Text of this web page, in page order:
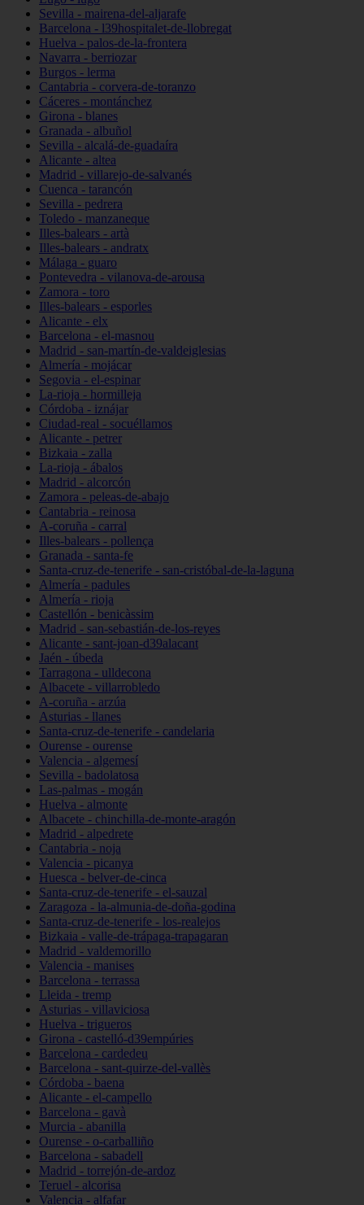
Sevilla - mairena-del-aljarafe
Barcelona - l39hospitalet-de-llobregat
Huelva - palos-de-la-frontera
Navarra - berriozar
Burgos - lerma
Cantabria - corvera-de-toranzo
Cáceres - montánchez
Girona - blanes
Granada - albuñol
Sevilla - alcalá-de-guadaíra
Alicante - altea
Madrid - villarejo-de-salvanés
Cuenca - tarancón
Sevilla - pedrera
Toledo - manzaneque
Illes-balears - artà
Illes-balears - andratx
Málaga - guaro
Pontevedra - vilanova-de-arousa
Zamora - toro
Illes-balears - esporles
Alicante - elx
Barcelona - el-masnou
Madrid - san-martín-de-valdeiglesias
Almería - mojácar
Segovia - el-espinar
La-rioja - hormilleja
Córdoba - iznájar
Ciudad-real - socuéllamos
Alicante - petrer
Bizkaia - zalla
La-rioja - ábalos
Madrid - alcorcón
Zamora - peleas-de-abajo
Cantabria - reinosa
A-coruña - carral
Illes-balears - pollença
Granada - santa-fe
Santa-cruz-de-tenerife - san-cristóbal-de-la-laguna
Almería - padules
Almería - rioja
Castellón - benicàssim
Madrid - san-sebastián-de-los-reyes
Alicante - sant-joan-d39alacant
Jaén - úbeda
Tarragona - ulldecona
Albacete - villarrobledo
A-coruña - arzúa
Asturias - llanes
Santa-cruz-de-tenerife - candelaria
Ourense - ourense
Valencia - algemesí
Sevilla - badolatosa
Las-palmas - mogán
Huelva - almonte
Albacete - chinchilla-de-monte-aragón
Madrid - alpedrete
Cantabria - noja
Valencia - picanya
Huesca - belver-de-cinca
Santa-cruz-de-tenerife - el-sauzal
Zaragoza - la-almunia-de-doña-godina
Santa-cruz-de-tenerife - los-realejos
Bizkaia - valle-de-trápaga-trapagaran
Madrid - valdemorillo
Valencia - manises
Barcelona - terrassa
Lleida - tremp
Asturias - villaviciosa
Huelva - trigueros
Girona - castelló-d39empúries
Barcelona - cardedeu
Barcelona - sant-quirze-del-vallès
Córdoba - baena
Alicante - el-campello
Barcelona - gavà
Murcia - abanilla
Ourense - o-carballiño
Barcelona - sabadell
Madrid - torrejón-de-ardoz
Teruel - alcorisa
Valencia - alfafar